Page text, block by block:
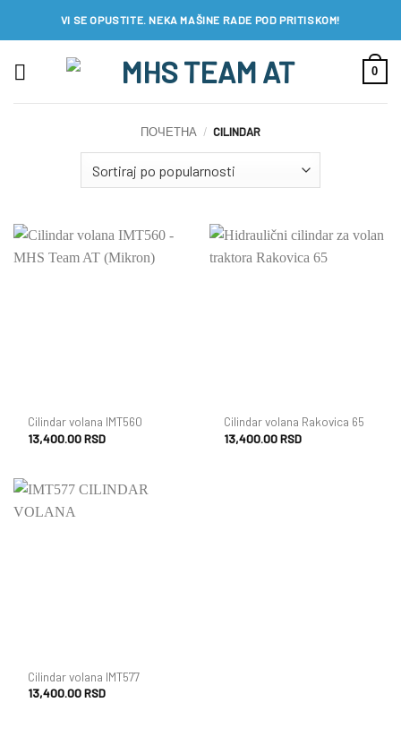
VI SE OPUSTITE. NEKA MAŠINE RADE POD PRITISKOM!
0
ПОЧЕТНА / CILINDAR
Cilindar volana IMT560
13,400.00RSD
Cilindar volana Rakovica 65
13,400.00RSD
Cilindar volana IMT577
13,400.00RSD